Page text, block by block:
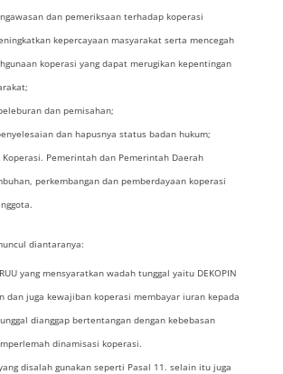
dan pemeriksaan terhadap koperasi
kepercayaan masyarakat serta mencegah
koperasi yang dapat merugikan kepentingan
dan pemisahan;
dan hapusnya status badan hukum;
Koperasi. Pemerintah dan Pemerintah Daerah
perkembangan dan pemberdayaan koperasi
diantaranya:
yang mensyaratkan wadah tunggal yaitu DEKOPIN
dan juga kewajiban koperasi membayar iuran kepada
dianggap bertentangan dengan kebebasan
dinamisasi koperasi.
disalah gunakan seperti Pasal 11. selain itu juga